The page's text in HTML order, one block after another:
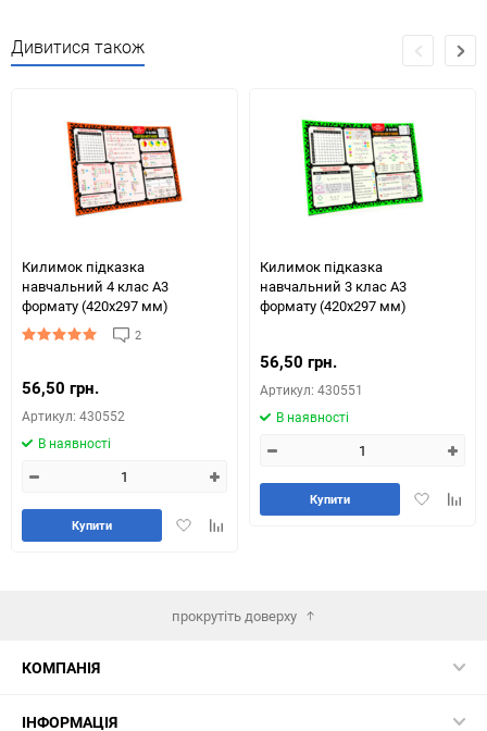
Дивитися також
Килимок підказка
навчальний 4 клас А3
формату (420х297 мм)
2
56,50 грн.
Артикул: 430552
В наявності
ДодатиДодайте
Купити
Килимок підказка
навчальний 3 клас А3
формату (420х297 мм)
56,50 грн.
Артикул: 430551
В наявності
Додати
Купити
прокрутіть доверху
КОМПАНІЯ
ІНФОРМАЦІЯ